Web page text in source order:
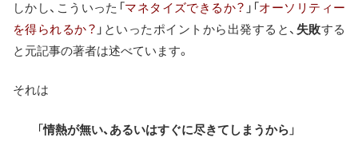
しかし、こういった「マネタイズできるか？ 」「オーソリティー
を得られるか？ 」といったポイントから出発すると、 失敗する
と元記事の著者は述べています。
それは
「情熱が無い、あるいはすぐに尽きてしまうから 」